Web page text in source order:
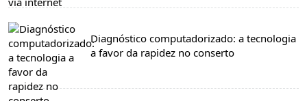
Diagnóstico computadorizado: a tecnologia
a favor da rapidez no conserto